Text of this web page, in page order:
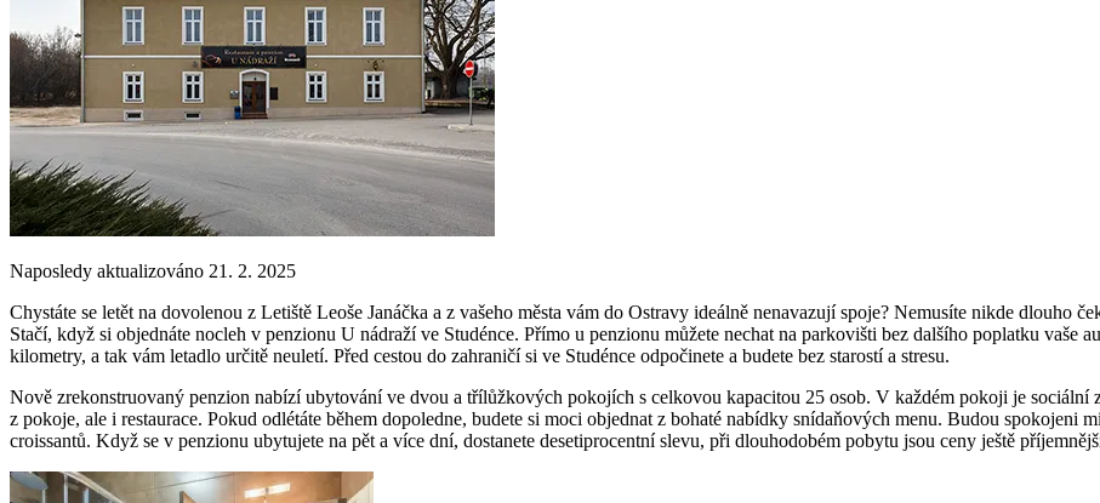
Naposledy aktualizováno 21. 2. 2025
Chystáte se letět na dovolenou z Letiště Leoše Janáčka a z vašeho města vám do Ostravy ideálně nenavazují spoje? Nemusíte nikde dlouho
Stačí, když si objednáte nocleh v penzionu U nádraží ve Studénce. Přímo u penzionu můžete nechat na parkovišti bez dalšího poplatku vaše
kilometry, a tak vám letadlo určitě neuletí. Před cestou do zahraničí si ve Studénce odpočinete a budete bez starostí a stresu.
Nově zrekonstruovaný penzion nabízí ubytování ve dvou a třílůžkových pokojích s celkovou kapacitou 25 osob. V každém pokoji je sociální
z pokoje, ale i restaurace. Pokud odlétáte během dopoledne, budete si moci objednat z bohaté nabídky snídaňových menu. Budou spokojeni
croissantů. Když se v penzionu ubytujete na pět a více dní, dostanete desetiprocentní slevu, při dlouhodobém pobytu jsou ceny ještě